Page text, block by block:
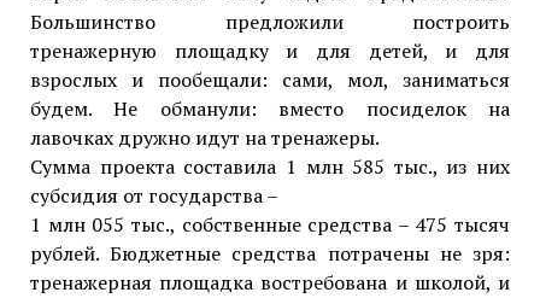
Большинство предложили построить
тренажерную площадку и для детей, и для
взрослых и пообещали: сами, мол, заниматься
будем. Не обманули: вместо посиделок на
лавочках дружно идут на тренажеры.
Сумма проекта составила 1 млн 585 тыс., из них
субсидия от государства –
1 млн 055 тыс., собственные средства – 475 тысяч
рублей. Бюджетные средства потрачены не зря:
тренажерная площадка востребована и школой, и